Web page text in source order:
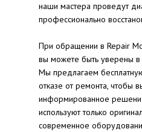
наши мастера проведут
профессионально
При обращении в Repair
вы можете быть уверены в
Мы предлагаем
отказе от ремонта, чтобы
информированное
используют только
современное